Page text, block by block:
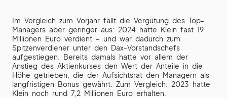
Im Vergleich zum Vorjahr fällt die Vergütung des Top-
Managers aber geringer aus: 2024 hatte Klein fast 19
Millionen Euro verdient – und war dadurch zum
Spitzenverdiener unter den Dax-Vorstandschefs
aufgestiegen. Bereits damals hatte vor allem der
Anstieg des Aktienkurses den Wert der Anteile in die
Höhe getrieben, die der Aufsichtsrat den Managern als
langfristigen Bonus gewährt. Zum Vergleich: 2023 hatte
Klein noch rund 7,2 Millionen Euro erhalten.